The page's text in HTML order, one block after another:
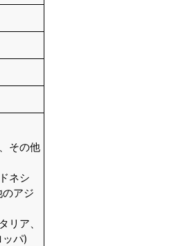
その他
ネシ
アジ
リア、
パ)